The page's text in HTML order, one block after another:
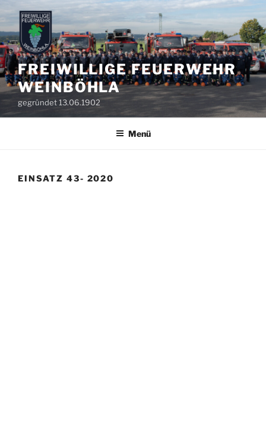
Inhalt
springen
FREIWILLIGE FEUERWEHR
WEINBÖHLA
gegründet 13.06.1902
Menü
EINSATZ 43- 2020